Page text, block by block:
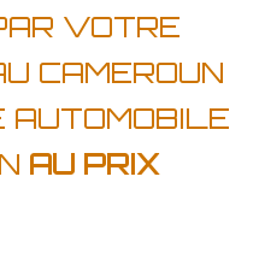
VOTRE
CAMEROUN
AUTOMOBILE
AU PRIX